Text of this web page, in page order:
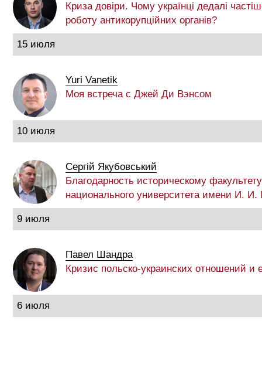
Криза довіри. Чому українці дедалі
роботу антикорупційних органів?
15 июля
Yuri Vanetik
Моя встреча с Джей Ди Вэнсом
10 июля
Сергій Якубовський
Благодарность историческому
национального университета имени И. И.
9 июля
Павел Шандра
Кризис польско-украинских отношений и
6 июля